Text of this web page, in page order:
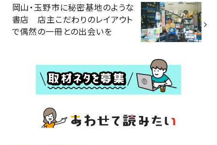
岡山・玉野市に秘密基地のような
書店 店主こだわりのレイアウト
で偶然の一冊との出会いを